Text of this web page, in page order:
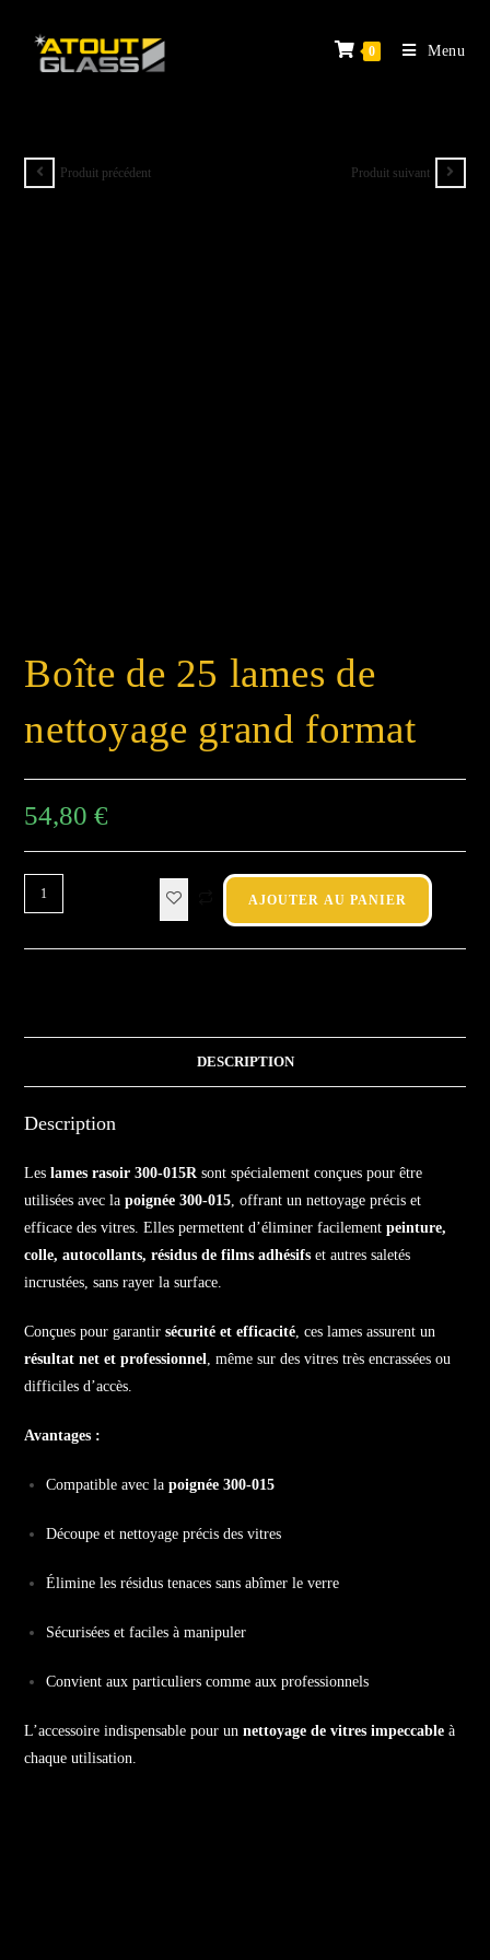
0 Menu
Produit précédent Produit suivant
Boîte de 25 lames de
nettoyage grand format
54,80€
AJOUTER AU PANIER
DESCRIPTION
Description
Leslames rasoir 300-015Rsont spécialement conçues pour être
utilisées avec lapoignée 300-015, offrant un nettoyage précis et
efficace des vitres. Elles permettent d’éliminer facilementpeinture,
colle, autocollants, résidus de films adhésifs et autres saletés
incrustées, sans rayer la surface.
Conçues pour garantirsécurité et efficacité, ces lames assurent un
résultat net et professionnel, même sur des vitres très encrassées ou
difficiles d’accès.
Avantages :
Compatible avec lapoignée 300-015
Découpe et nettoyage précis des vitres
Élimine les résidus tenaces sans abîmer le verre
Sécurisées et faciles à manipuler
Convient aux particuliers comme aux professionnels
L’accessoire indispensable pour unnettoyage de vitres impeccable à
chaque utilisation.